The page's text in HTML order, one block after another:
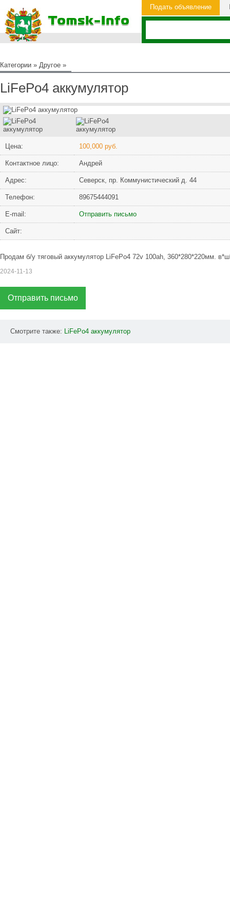
Подать объявление
Категории » Другое »
LiFePo4 аккумулятор
Цена: 100,000 руб.
Контактное лицо: Андрей
Адрес: Северск, пр. Коммунистический д. 44
Телефон: 89675444091
Е-mail: Отправить письмо
Сайт:
Продам б/у тяговый аккумулятор LiFePo4 72v 100ah, 360*280*220мм.
2024-11-13
Отправить письмо
Смотрите также: LiFePo4 аккумулятор